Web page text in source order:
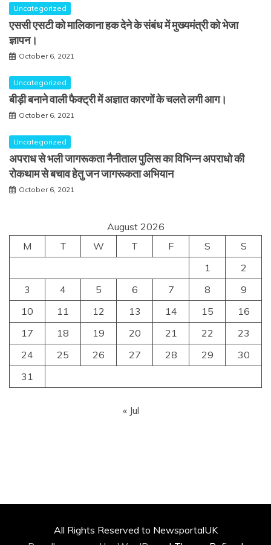
Uncategorized
एससी एसटी को मालिकाना हक देने के संबंध में मुख्यमंत्री को भेजा
ज्ञापन।
October 6, 2021
Uncategorized
बीड़ी बनाने वाली फैक्ट्री में अज्ञात कारणों के चलते लगी आग।
October 6, 2021
Uncategorized
अपराध से भली जागरूकता नैनीताल पुलिस का विभिन्न अपराधो की
रोकथाम से बचाव हेतु जन जागरूकता अभियान
October 6, 2021
August 2026
M
T W T F S
S
1
2
3
4 5 6 7 8
9
10
11 12 13 14 15
16
17
18 19 20 21 22
23
24
25 26 27 28 29
30
31
« Jul
All Rights Reserved to NewsportalUK